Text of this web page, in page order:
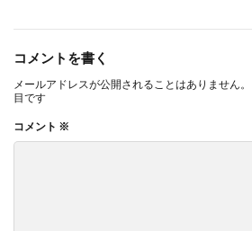
コメントを書く
メールアドレスが公開されることはありません。
目です
コメント ※